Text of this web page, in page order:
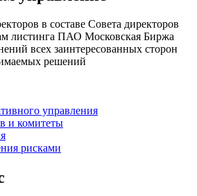
в составе Совета директоров
листинга ПАО Московская Биржа
всех заинтересованных сторон
решений
управления
и комитеты
рисками